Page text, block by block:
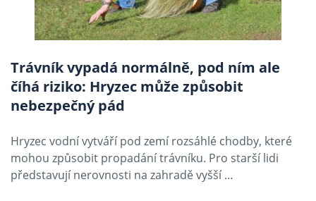
Trávník vypadá normálně, pod ním ale
číhá riziko: Hryzec může způsobit
nebezpečný pád
Hryzec vodní vytváří pod zemí rozsáhlé chodby, které
mohou způsobit propadání trávníku. Pro starší lidi
představují nerovnosti na zahradě vyšší …